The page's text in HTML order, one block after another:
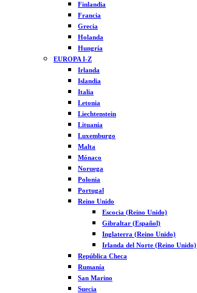
Finlandia
Francia
Grecia
Holanda
Hungría
EUROPA I-Z
Irlanda
Islandia
Italia
Letonia
Liechtenstein
Lituania
Luxemburgo
Malta
Mónaco
Noruega
Polonia
Portugal
Reino Unido
Escocia (Reino Unido)
Gibraltar (Español)
Inglaterra (Reino Unido)
Irlanda del Norte (Reino Unido)
República Checa
Rumanía
San Marino
Suecia